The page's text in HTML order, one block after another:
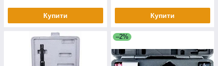
Купити Купити
–2%